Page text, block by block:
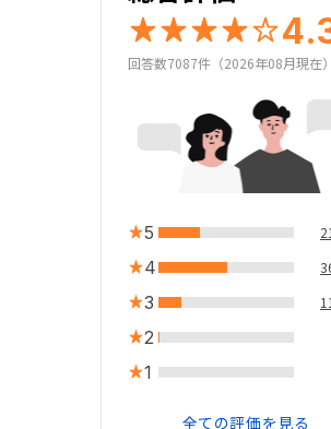
回答数7087件（2026年08月現在）
5
4
3
2
1
全ての評価を見る